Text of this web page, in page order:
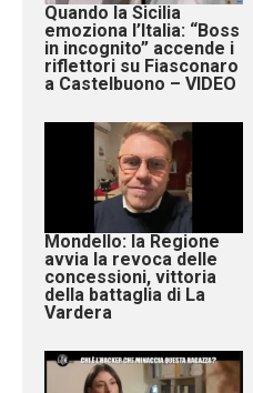
Quando la Sicilia
emoziona l’Italia: “Boss
in incognito” accende i
riflettori su Fiasconaro
a Castelbuono – VIDEO
Mondello: la Regione
avvia la revoca delle
concessioni, vittoria
della battaglia di La
Vardera